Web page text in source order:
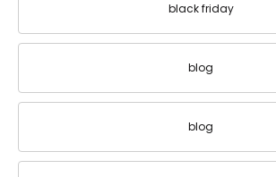
black friday
blog
blog